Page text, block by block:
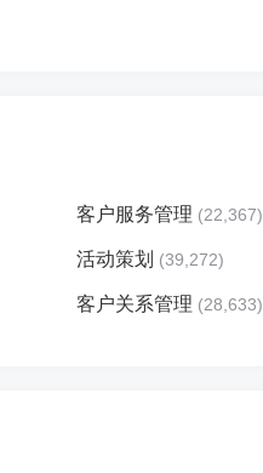
客户服务管理 (22,367)
活动策划 (39,272)
客户关系管理 (28,633)